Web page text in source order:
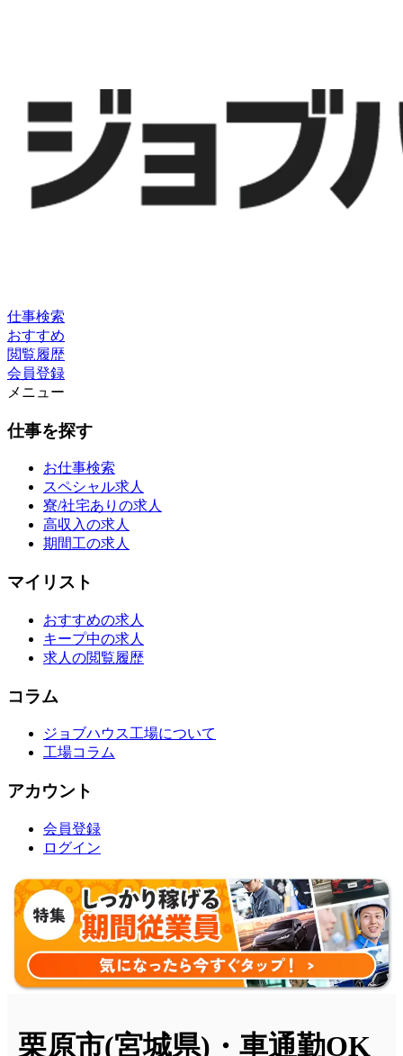
仕事検索
おすすめ
閲覧履歴
会員登録
メニュー
仕事を探す
お仕事検索
スペシャル求人
寮/社宅ありの求人
高収入の求人
期間工の求人
マイリスト
おすすめの求人
キープ中の求人
求人の閲覧履歴
コラム
ジョブハウス工場について
工場コラム
アカウント
会員登録
ログイン
栗原市(宮城県)・車通勤OK